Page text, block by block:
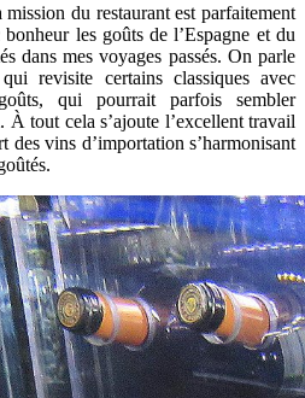
du restaurant est parfaitement
les goûts de l’Espagne et du
dans mes voyages passés. On parle
revisite certains classiques avec
qui pourrait parfois sembler
À tout cela s’ajoute l’excellent travail
vins d’importation s’harmonisant